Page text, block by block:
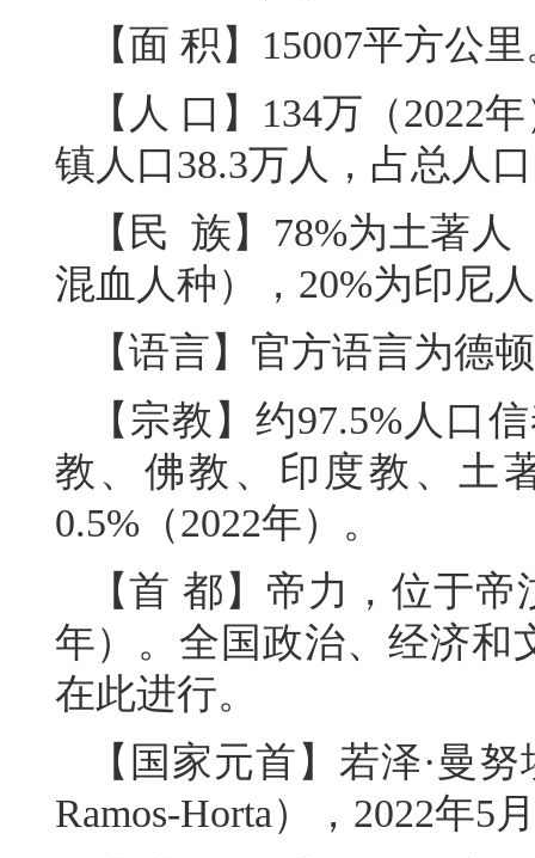
【面 积】15007平方公
【人 口】134万（2022
镇人口38.3万人，占总人
【民 族】78%为土著
混血人种），20%为印尼
【语言】官方语言为德
【宗教】约97.5%人口
教、佛教、印度教、土
0.5%（2022年）。
【首 都】帝力，位于
年）。全国政治、经济和
在此进行。
【国家元首】若泽·曼
Ramos-Horta），2022年5